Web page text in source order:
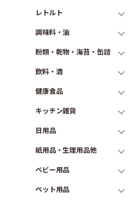
レトルト
調味料・油
粉類・乾物・海苔・缶詰
飲料・酒
健康食品
キッチン雑貨
日用品
紙用品・生理用品他
ベビー用品
ペット用品